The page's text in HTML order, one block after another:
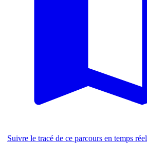
Suivre le tracé de ce parcours en temps réel